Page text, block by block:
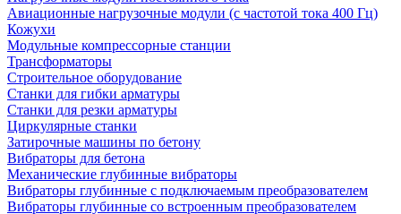
Авиационные нагрузочные модули (с частотой тока 400 Гц)
Кожухи
Модульные компрессорные станции
Трансформаторы
Строительное оборудование
Станки для гибки арматуры
Станки для резки арматуры
Циркулярные станки
Затирочные машины по бетону
Вибраторы для бетона
Механические глубинные вибраторы
Вибраторы глубинные с подключаемым преобразователем
Вибраторы глубинные со встроенным преобразователем